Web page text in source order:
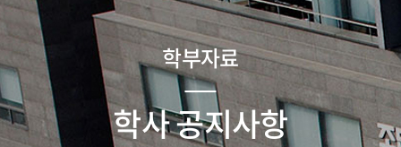
학부자료
학사 공지사항